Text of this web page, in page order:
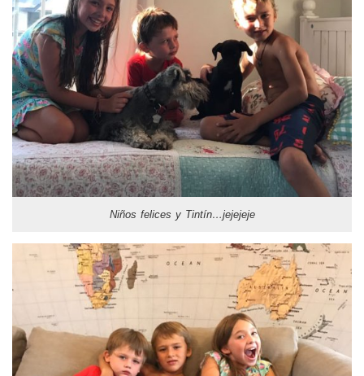
Niños felices y Tintín…jejejeje